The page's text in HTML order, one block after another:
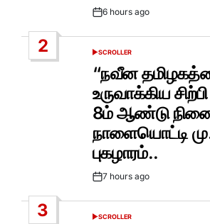
Post6 hours ago
2
POSTED
IN
SCROLLER
“நவீன
உருவாக்கிய
8ம் ஆண்டு
நாளையொட்டி
புகழாரம்..
Post7 hours ago
3
POSTED
SCROLLER